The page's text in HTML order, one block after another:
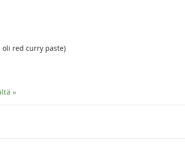
red curry paste)
»